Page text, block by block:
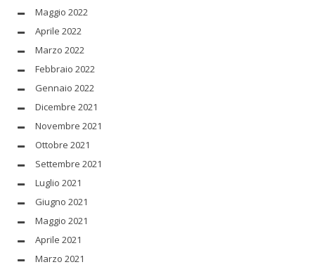
Maggio 2022
Aprile 2022
Marzo 2022
Febbraio 2022
Gennaio 2022
Dicembre 2021
Novembre 2021
Ottobre 2021
Settembre 2021
Luglio 2021
Giugno 2021
Maggio 2021
Aprile 2021
Marzo 2021